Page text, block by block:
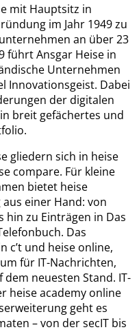
mit Hauptsitz in
im Jahr 1949 zu
an über 23
führt Ansgar Heise in
Unternehmen
Innovationsgeist. Dabei
der digitalen
breit gefächertes und
gliedern sich in heise
compare. Für kleine
bietet heise
einer Hand: von
hin zu Einträgen in Das
Das
c’t und heise online,
für IT-Nachrichten,
neuesten Stand. IT-
heise academy online
geht es
– von der secIT bis